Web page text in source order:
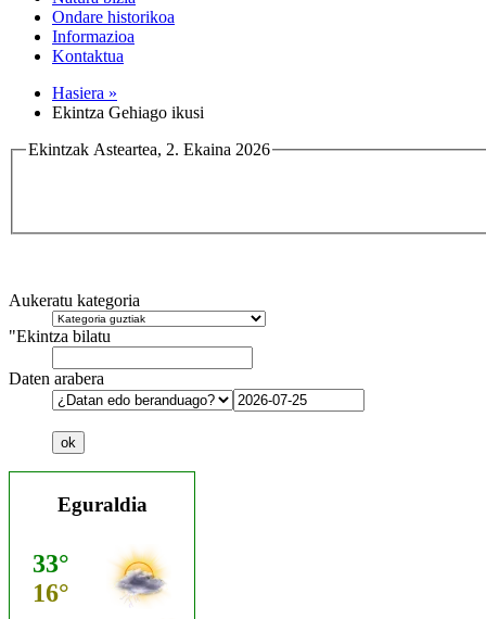
Ondare historikoa
Informazioa
Kontaktua
Hasiera »
Ekintza Gehiago ikusi
Ekintzak Asteartea, 2. Ekaina 2026
Aukeratu kategoria
"Ekintza bilatu
Daten arabera
Eguraldia